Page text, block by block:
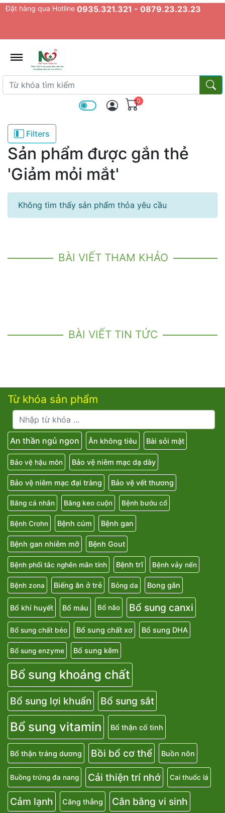
Đặt hàng qua Hotline 0935.321.321 - 0879.23.23.23
Từ khóa tìm kiếm
Từ
0
Filters
Sản phẩm được gắn thẻ
'Giảm mỏi mắt'
Không tìm thấy sản phẩm thỏa yêu cầu
BÀI VIẾT THAM KHẢO
BÀI VIẾT TIN TỨC
Từ khóa sản phẩm
An thần ngủ ngon Ăn không tiêu Bài sỏi mật
Bảo vệ hậu môn Bảo vệ niêm mạc dạ dày
Bảo vệ niêm mạc đại tràng Bảo vệ vết thương
Băng cá nhân Băng keo cuộn Bệnh bướu cổ
Bệnh Crohn Bệnh cúm Bệnh gan
Bệnh gan nhiễm mỡ Bệnh Gout
Bệnh phổi tắc nghẽn mãn tính Bệnh trĩ Bệnh vảy nến
Bệnh zona Biếng ăn ở trẻ Bỏng da Bong gân
Bổ khí huyết Bổ máu Bổ não Bổ sung canxi
Bổ sung chất béo Bổ sung chất xơ Bổ sung DHA
Bổ sung enzyme Bổ sung kẽm
Bổ sung khoáng chất
Bổ sung lợi khuẩn Bổ sung sắt
Bổ sung vitamin Bổ thận cố tinh
Bổ thận tráng dương Bồi bổ cơ thể Buồn nôn
Buồng trứng đa nang Cải thiện trí nhớ Cai thuốc lá
Cảm lạnh Căng thẳng Cân bằng vi sinh